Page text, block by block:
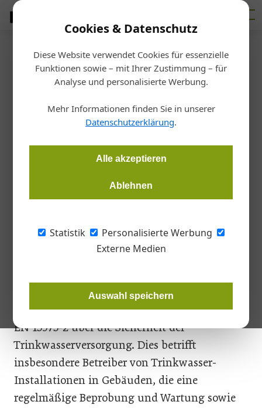
Cookies & Datenschutz
Diese Website verwendet Cookies für essenzielle
Funktionen sowie – mit Ihrer Zustimmung – für
Analyse und personalisierte Werbung.
Mehr Informationen finden Sie in unserer
Datenschutzerklärung.
Alle akzeptieren
Ablehnen
Statistik
Personalisierte Werbung
Externe Medien
Auswahl speichern
Startseite/Allgemein
Das ist neu in der
Trinkwasserverordnung
Mit Jahresbeginn wurde die EU-Richtlinie 2015/1787 zur
Trinkwasserverordnung in nationales Recht umgesetzt. Sie
Wasserversorgungskette Maßnahmen zur Risikobegrenzung
für den Gesundheitsschutz zu treffen sind.
Risikobewertung und Risikomanagement sind
die Wassersicherheitspläne sowie die ÖNORM
EN 15975-2 über die Sicherheit der
Trinkwasserversorgung. Dies betrifft
insbesondere Betreiber von Trinkwasser-
Installationen in Gebäuden, die eine
regelmäßige Beprobung und Wartung sowie